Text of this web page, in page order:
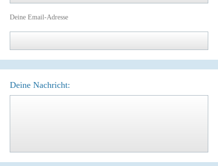
Deine Email-Adresse
Deine Nachricht: